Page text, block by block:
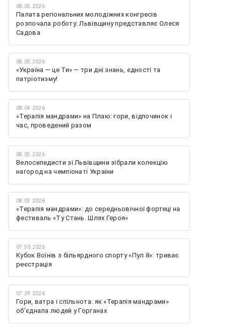
08.05.2026
Палата регіональних молодіжних конгресів
розпочала роботу: Львівщину представляє Олеся
Садова
08.05.2026
«Україна — це Ти» — три дні знань, єдності та
патріотизму!
08.04.2026
«Терапія мандрами» на Плаю: гори, відпочинок і
час, проведений разом
08.03.2026
Велосипедисти зі Львівщини зібрали колекцію
нагород на чемпіонаті України
08.03.2026
«Терапія мандрами»: до середньовічної фортеці на
фестиваль «Ту Стань. Шлях Героя»
07.30.2026
Кубок Воїнів з більярдного спорту «Пул 8»: триває
реєстрація
07.29.2026
Гори, ватра і спільнота: як «Терапія мандрами»
об’єднала людей у Горганах